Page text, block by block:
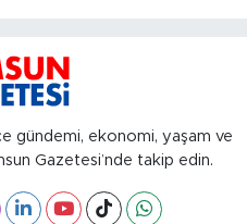
gündemi, ekonomi, yaşam ve
Gazetesi’nde takip edin.